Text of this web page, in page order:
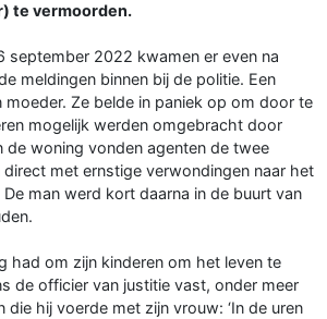
te vermoorden.
september 2022 kwamen er even na
meldingen binnen bij de politie. Een
moeder. Ze belde in paniek op om door te
mogelijk werden omgebracht door
de woning vonden agenten de twee
met ernstige verwondingen naar het
man werd kort daarna in de buurt van
had om zijn kinderen om het leven te
de officier van justitie vast, onder meer
hij voerde met zijn vrouw: ‘In de uren